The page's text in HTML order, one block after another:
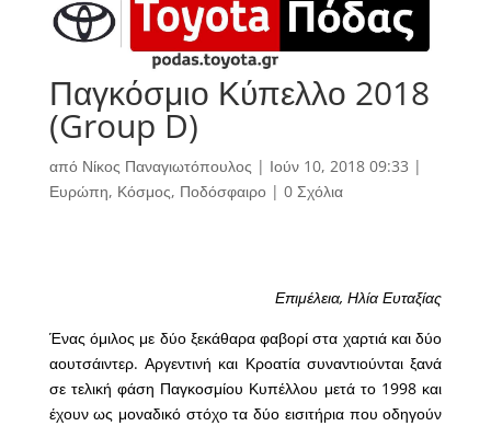
Παγκόσμιο Κύπελλο 2018
(Group D)
από Νίκος Παναγιωτόπουλος | Ιούν 10, 2018 09:33 |
Ευρώπη, Κόσμος, Ποδόσφαιρο| 0 Σχόλια
Επιμέλεια, Ηλία Ευταξίας
Ένας όμιλος με δύο ξεκάθαρα φαβορί στα χαρτιά και δύο
αουτσάιντερ. Αργεντινή και Κροατία συναντιούνται ξανά
σε τελική φάση Παγκοσμίου Κυπέλλου μετά το 1998 και
έχουν ως μοναδικό στόχο τα δύο εισιτήρια που οδηγούν